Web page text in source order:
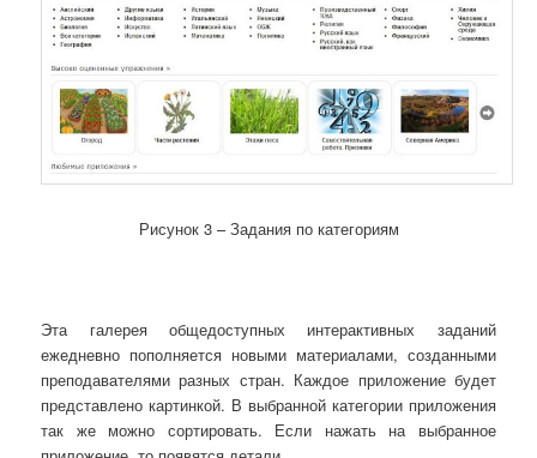
Рисунок 3 – Задания по категориям
Эта галерея общедоступных интерактивных заданий
ежедневно пополняется новыми материалами, созданными
преподавателями разных стран. Каждое приложение будет
представлено картинкой. В выбранной категории приложения
так же можно сортировать. Если нажать на выбранное